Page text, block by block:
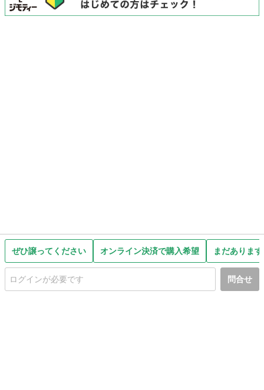
ぜひ譲ってください オンライン決済で購入希望 まだありま
問合せ